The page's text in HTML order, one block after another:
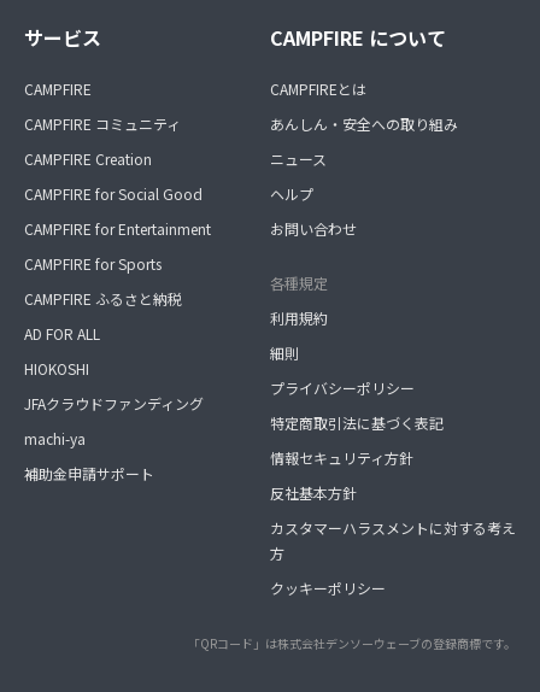
サービス
CAMPFIRE
CAMPFIRE コミュニティ
CAMPFIRE Creation
CAMPFIRE for Social Good
CAMPFIRE for Entertainment
CAMPFIRE for Sports
CAMPFIRE ふるさと納税
AD FOR ALL
HIOKOSHI
JFAクラウドファンディング
machi-ya
補助金申請サポート
CAMPFIRE について
CAMPFIREとは
あんしん・安全への取り組み
ニュース
ヘルプ
お問い合わせ
各種規定
利用規約
細則
プライバシーポリシー
特定商取引法に基づく表記
情報セキュリティ方針
反社基本方針
カスタマーハラスメントに対する考え
方
クッキーポリシー
「QRコード」は株式会社デンソーウェーブの登録商標です。